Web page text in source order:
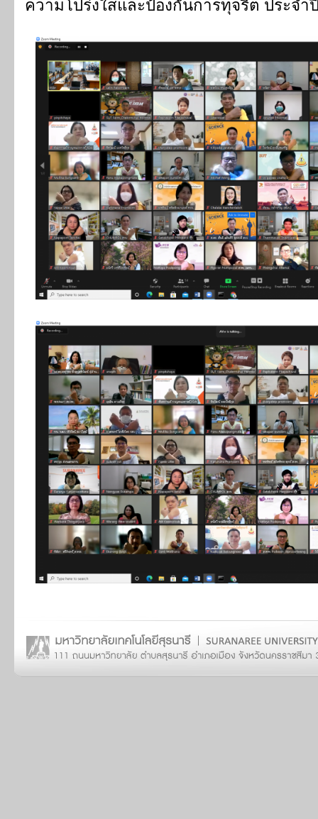
ความโปร่งใสและป้องกันการทุจริต ประจ